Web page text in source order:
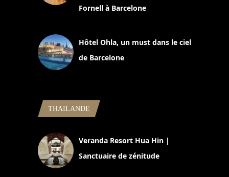
Fornell à Barcelone
Hôtel Ohla, un must dans le ciel
de Barcelone
THAILANDE
Veranda Resort Hua Hin |
Sanctuaire de zénitude